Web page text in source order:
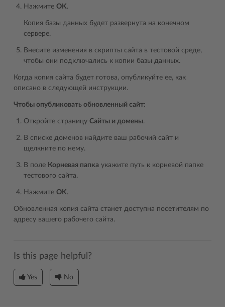
Нажмите OK.
Копия базы данных будет развернута на конечном
сервере.
Внесите изменения в скрипты сайта в тестовой среде,
чтобы они подключались к копии базы данных.
Когда копия сайта будет готова, опубликуйте ее, как
описано в следующей инструкции.
Чтобы опубликовать обновленный сайт:
Откройте страницу Сайты и домены.
В списке доменов найдите ваш рабочий сайт и
щелкните по нему.
В поле Корневая папка укажите путь к корневой папке
тестового сайта.
Нажмите OK.
Обновленная копия сайта станет доступна посетителям по
адресу вашего рабочего сайта.
Is this page helpful?
Yes No